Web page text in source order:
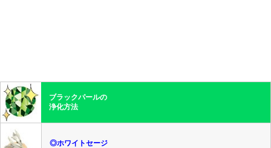
ブラックパールの
浄化方法
◎ホワイトセージ